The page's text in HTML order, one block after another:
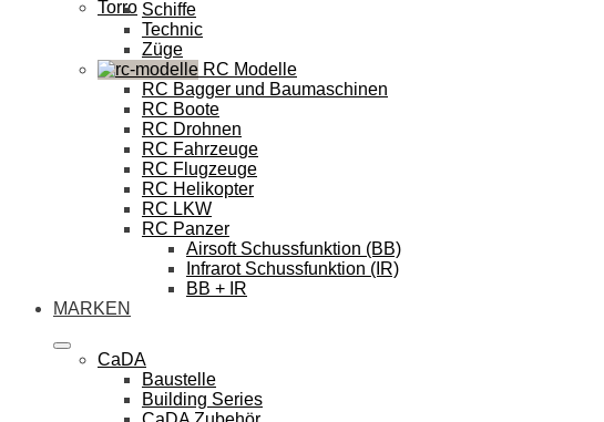
Torro Schiffe
Technic
Züge
RC Modelle
RC Bagger und Baumaschinen
RC Boote
RC Drohnen
RC Fahrzeuge
RC Flugzeuge
RC Helikopter
RC LKW
RC Panzer
Airsoft Schussfunktion (BB)
Infrarot Schussfunktion (IR)
BB + IR
MARKEN
CaDA
Baustelle
Building Series